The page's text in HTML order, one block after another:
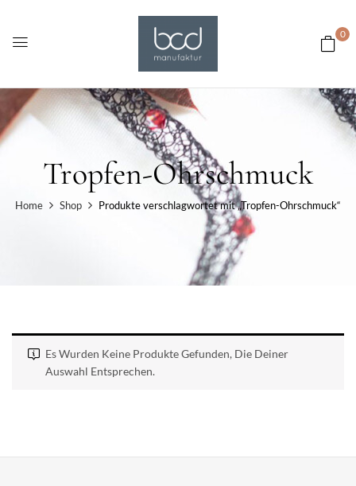
0
Tropfen-Ohrschmuck
Home Shop Produkte verschlagwortet mit „Tropfen-Ohrschmuck“
Es Wurden Keine Produkte Gefunden, Die Deiner
Auswahl Entsprechen.